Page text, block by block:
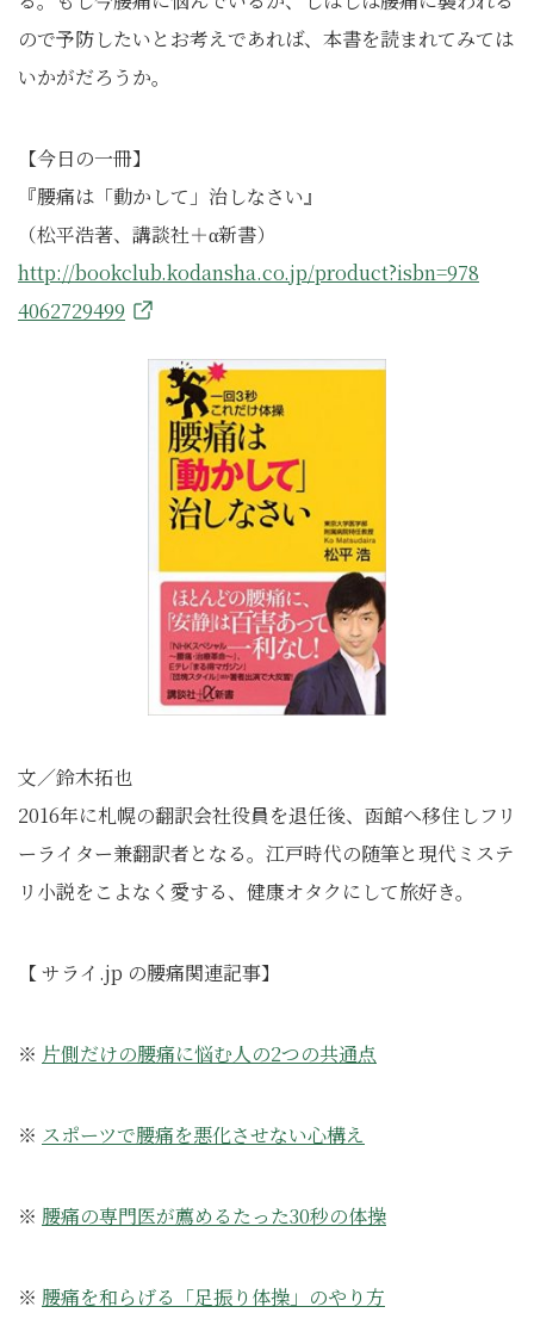
ので予防したいとお考えであれば、本書を読まれてみては
いかがだろうか。
【今日の一冊】
『腰痛は「動かして」治しなさい』
（松平浩著、講談社＋α新書）
http://bookclub.kodansha.co.jp/product?isbn=978
4062729499
文／鈴木拓也
2016年に札幌の翻訳会社役員を退任後、函館へ移住しフリ
ーライター兼翻訳者となる。江戸時代の随筆と現代ミステ
リ小説をこよなく愛する、健康オタクにして旅好き。
【 サライ.jp の腰痛関連記事】
※ 片側だけの腰痛に悩む人の2つの共通点
※ スポーツで腰痛を悪化させない心構え
※ 腰痛の専門医が薦めるたった30秒の体操
※ 腰痛を和らげる「足振り体操」のやり方